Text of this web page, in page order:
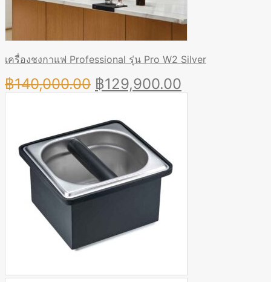
เครื่องชงกาแฟ Professional รุ่น Pro W2 Silver
฿140,000.00 Original
was:
฿140,000.00.
฿129,900.00